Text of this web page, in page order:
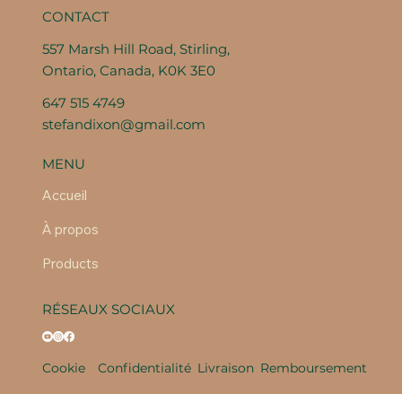
CONTACT
557 Marsh Hill Road, Stirling,
Ontario, Canada, K0K 3E0
647 515 4749
stefandixon@gmail.com
MENU
Accueil
À propos
Products
RÉSEAUX SOCIAUX
Cookie Confidentialité Livraison Remboursement